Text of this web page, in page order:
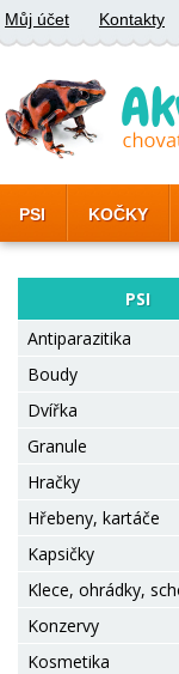
Můj účet Kontakty
PSI KOČKY
PSI
Antiparazitika
Boudy
Dvířka
Granule
Hračky
Hřebeny, kartáče
Kapsičky
Klece, ohrádky,
Konzervy
Kosmetika